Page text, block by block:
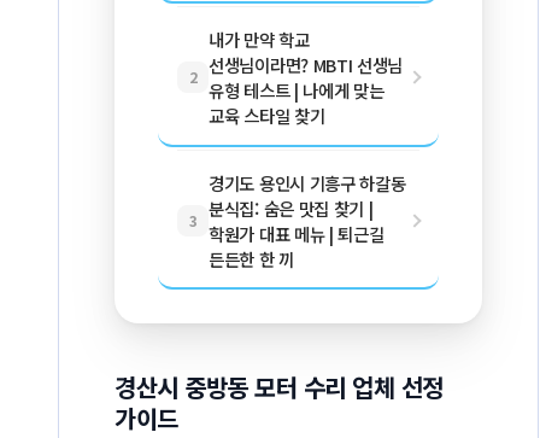
2
내가 만약 학교
선생님이라면? MBTI 선생님
유형 테스트 | 나에게 맞는
교육 스타일 찾기
3
경기도 용인시 기흥구 하갈동
분식집: 숨은 맛집 찾기 |
학원가 대표 메뉴 | 퇴근길
든든한 한 끼
경산시 중방동 모터 수리 업체 선정
가이드